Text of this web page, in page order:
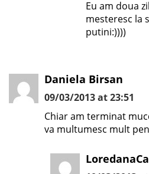
Eu am doua
mesteresc la
putini:))))
Daniela Birsan
09/03/2013 at 23:51
Chiar am terminat
va multumesc mult